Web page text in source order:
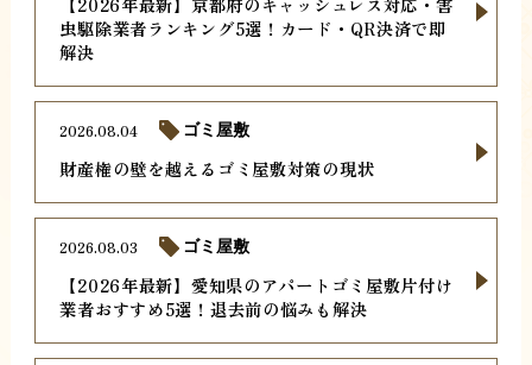
虫駆除業者ランキング5選！カード・QR決済で即
解決
財産権の壁を越えるゴミ屋敷対策の現状
2026.08.04 ゴミ屋敷
【2026年最新】愛知県のアパートゴミ屋敷片付け
業者おすすめ5選！退去前の悩みも解決
2026.08.03 ゴミ屋敷